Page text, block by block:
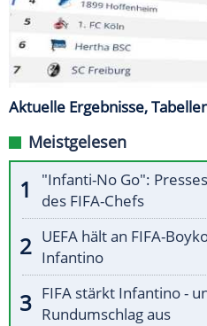
Aktuelle Ergebnisse,
Meistgelesen
"Infanti-No Go":
des FIFA-Chefs
UEFA hält an FIFA-
Infantino
FIFA stärkt Infantino -
Rundumschlag aus